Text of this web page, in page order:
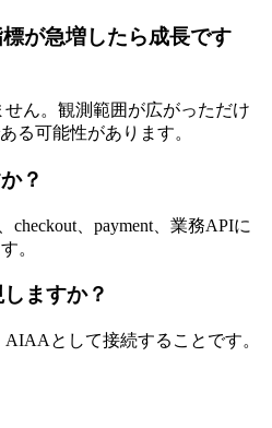
が急増したら成長です
ん。観測範囲が広がっただけ
る可能性があります。
？
checkout、payment、業務APIに
。
ますか？
として接続することです。